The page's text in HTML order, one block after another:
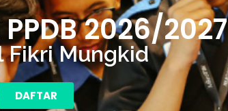
PPDB 2026/2027
Fikri Mungkid
DAFTAR